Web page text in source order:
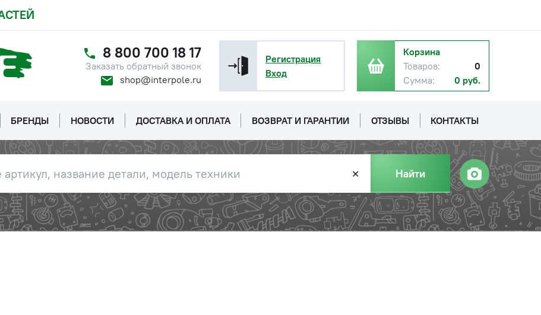
8 800 700 18 17
Заказать обратный звонок
shop@interpole.ru
Регистрация
Вход
Корзина
Товаров:
0
Сумма:
0 руб.
БРЕНДЫ НОВОСТИ ДОСТАВКА И ОПЛАТА ВОЗВРАТ И ГАРАНТИИ ОТЗЫВЫ КОНТАКТЫ
✕ Найти